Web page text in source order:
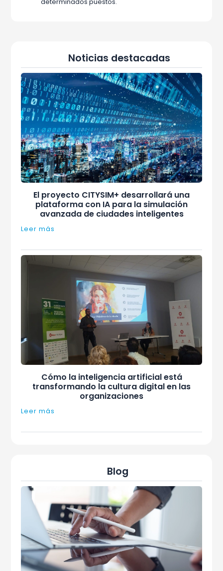
determinados puestos.
Noticias destacadas
El proyecto CITYSIM+ desarrollará una
plataforma con IA para la simulación
avanzada de ciudades inteligentes
Leer más
Cómo la inteligencia artificial está
transformando la cultura digital en las
organizaciones
Leer más
Blog